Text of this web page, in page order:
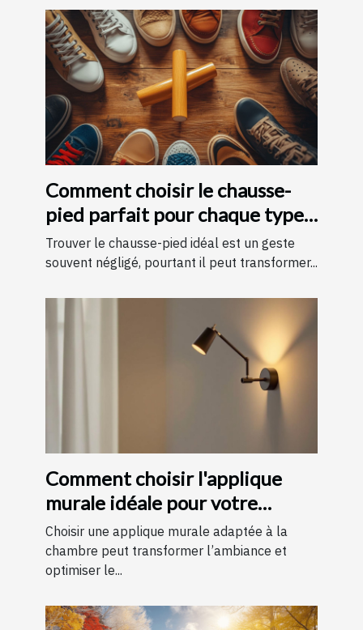
Comment choisir le chausse-
pied parfait pour chaque type
de chaussure
Trouver le chausse-pied idéal est un geste
souvent négligé, pourtant il peut transformer...
Comment choisir l'applique
murale idéale pour votre
chambre
Choisir une applique murale adaptée à la
chambre peut transformer l’ambiance et
optimiser le...